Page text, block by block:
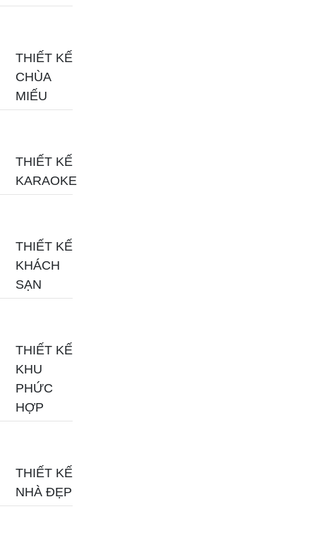
THIẾT KẾ
CHÙA
MIẾU
THIẾT KẾ
KARAOKE
THIẾT KẾ
KHÁCH
SẠN
THIẾT KẾ
KHU
PHỨC
HỢP
THIẾT KẾ
NHÀ ĐẸP